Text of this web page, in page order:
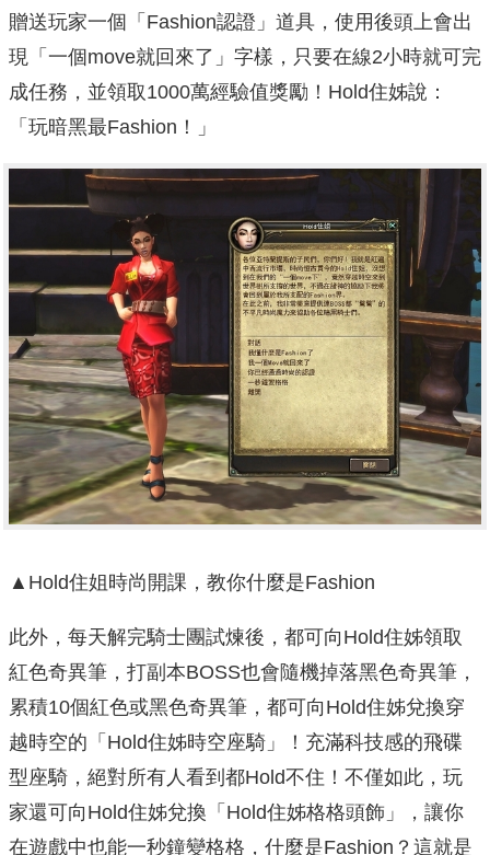
贈送玩家一個「Fashion認證」道具，使用後頭上會出
現「一個move就回來了」字樣，只要在線2小時就可完
成任務，並領取1000萬經驗值獎勵！Hold住姊說：
「玩暗黑最Fashion！」
▲Hold住姐時尚開課，教你什麼是Fashion
此外，每天解完騎士團試煉後，都可向Hold住姊領取
紅色奇異筆，打副本BOSS也會隨機掉落黑色奇異筆，
累積10個紅色或黑色奇異筆，都可向Hold住姊兌換穿
越時空的「Hold住姊時空座騎」！充滿科技感的飛碟
型座騎，絕對所有人看到都Hold不住！不僅如此，玩
家還可向Hold住姊兌換「Hold住姊格格頭飾」，讓你
在遊戲中也能一秒鐘變格格，什麼是Fashion？這就是